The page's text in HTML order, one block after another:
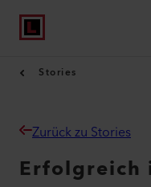
Stories
Zurück zu Stories
Erfolgreich